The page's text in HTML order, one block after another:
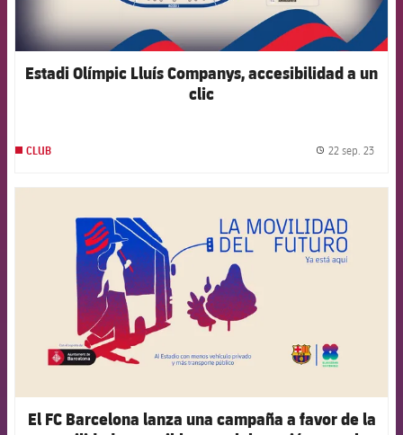
Estadi Olímpic Lluís Companys, accesibilidad a un
clic
CLUB 22 sep. 23
El FC Barcelona lanza una campaña a favor de la